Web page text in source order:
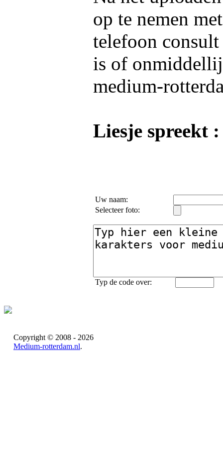
op te nemen
telefoon
is of
medium-
Liesje spreekt :
Uw naam:
Selecteer foto:
Typ de code over:
Copyright © 2008 - 2026
Medium-rotterdam.nl.